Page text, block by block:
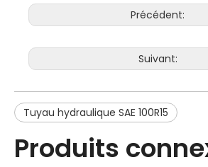
Précédent:
Suivant:
Tuyau hydraulique SAE 100R15
Produits